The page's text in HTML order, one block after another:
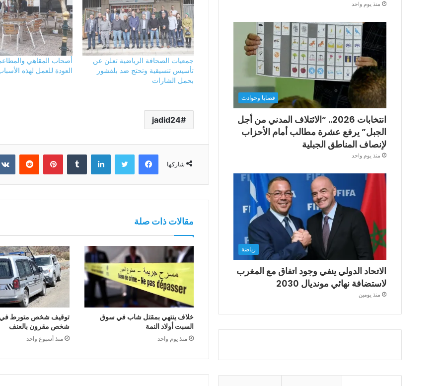
جمعيات الصحافة الرياضية تعلن عن
تأسيس تنسيقية وتحتج ضد بلقشور
بحمل الشارات
أصحاب المقاهي
العودة للعمل لهذه
jadid24
شاركها
فيسبوك تويتر لينكدإن بينتيريست
مقالات ذات صلة
خلاف ينتهي بمقتل شاب في سوق
السبت أولاد النمة
منذ يوم واحد
توقيف شخص متورط في
شخص مقرون بالعنف
منذ أسبوع واحد
منذ يوم واحد
قضايا وحوادث
انتخابات 2026.. “الائتلاف المدني من أجل
الجبل” يرفع عشرة مطالب أمام الأحزاب
لإنصاف المناطق الجبلية
منذ يوم واحد
رياضة
الاتحاد الدولي ينفي وجود اتفاق مع المغرب
لاستضافة نهائي مونديال 2030
منذ يومين